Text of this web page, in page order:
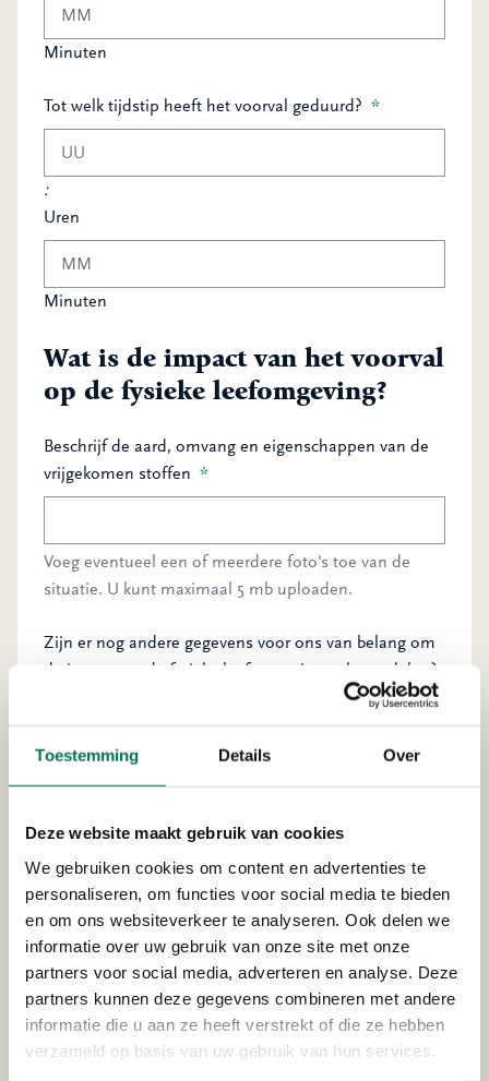
Toestemming Details Over
Deze website maakt gebruik van cookies
We gebruiken cookies om content en advertenties te
personaliseren, om functies voor social media te bieden
en om ons websiteverkeer te analyseren. Ook delen we
informatie over uw gebruik van onze site met onze
partners voor social media, adverteren en analyse. Deze
partners kunnen deze gegevens combineren met andere
informatie die u aan ze heeft verstrekt of die ze hebben
verzameld op basis van uw gebruik van hun services.
Minuten
Tot welk tijdstip heeft het voorval geduurd? *
:
Uren
Minuten
Wat is de impact van het voorval
op de fysieke leefomgeving?
Beschrijf de aard, omvang en eigenschappen van de
vrijgekomen stoffen *
Voeg eventueel een of meerdere foto's toe van de
situatie. U kunt maximaal 5 mb uploaden.
Zijn er nog andere gegevens voor ons van belang om
de impact op de fysieke leefomgeving te beoordelen?
Zo ja? Licht deze dan toe.
Wat gaat u doen om herhaling
te voorkomen?
Beschrijf de (mogelijke) oorzaken van het voorval *
Welke maatregelen zijn genomen of worden